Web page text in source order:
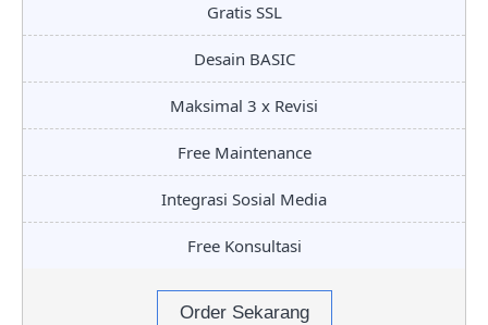
Gratis SSL
Desain BASIC
Maksimal 3 x Revisi
Free Maintenance
Integrasi Sosial Media
Free Konsultasi
Order Sekarang